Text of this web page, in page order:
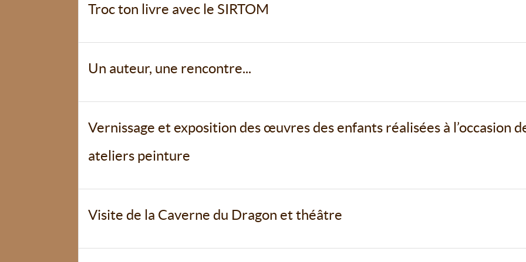
Troc ton livre avec le SIRTOM
Un auteur, une rencontre...
Vernissage et exposition des œuvres des enfants réalisées à l’occasion
ateliers peinture
Visite de la Caverne du Dragon et théâtre